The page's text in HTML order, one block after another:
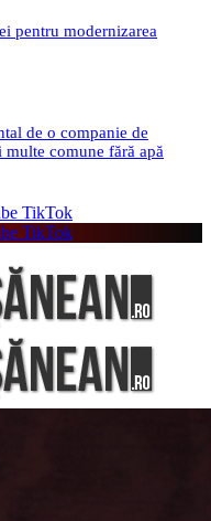
pentru modernizarea
de o companie de
comune fără apă
TikTok
TikTok